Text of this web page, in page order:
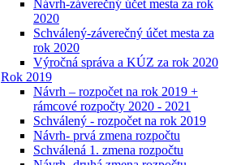
Návrh-záverečný účet mesta za rok
2020
Schválený-záverečný účet mesta za
rok 2020
Výročná správa a KÚZ za rok 2020
Rok 2019
Návrh – rozpočet na rok 2019 +
rámcové rozpočty 2020 - 2021
Schválený - rozpočet na rok 2019
Návrh- prvá zmena rozpočtu
Schválená 1. zmena rozpočtu